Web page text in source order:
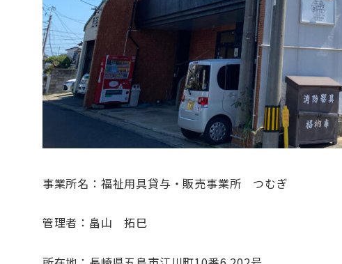
事業所名：福祉用具貸与・販売事業所 つむぎ
管理者：畠山 拓巳